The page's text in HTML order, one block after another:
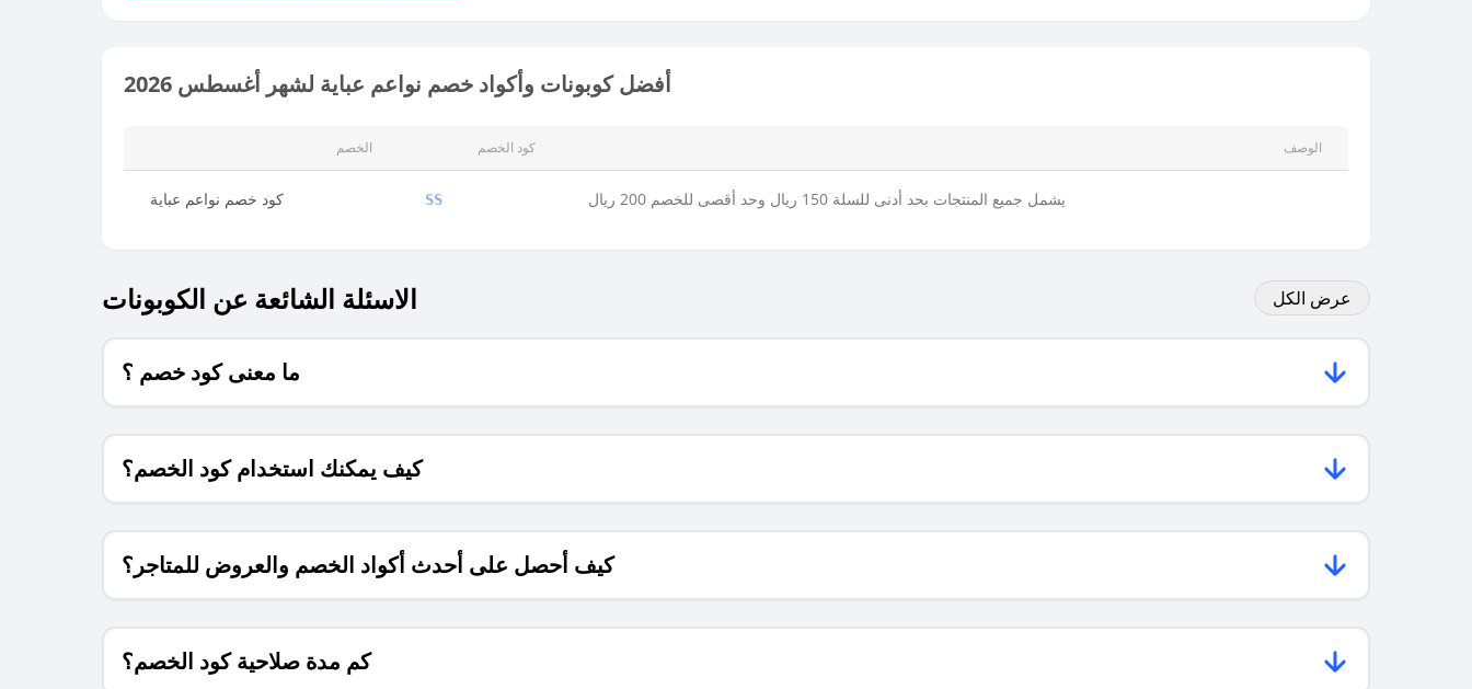
أفضل كوبونات وأكواد خصم نواعم عباية لشهر أغسطس 2026
الخصم كود الخصم الوصف
كود خصم نواعم عباية SS يشمل جميع المنتجات بحد أدنى للسلة 150 ريال وحد أقصى للخصم 200 ريال
الاسئلة الشائعة عن الكوبونات عرض الكل
ما معنى كود خصم ؟
كيف يمكنك استخدام كود الخصم؟
كيف أحصل على أحدث أكواد الخصم والعروض للمتاجر؟
كم مدة صلاحية كود الخصم؟